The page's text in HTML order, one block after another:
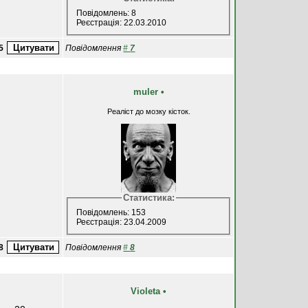
Повідомлень: 8
Реєстрація: 22.03.2010
Повідомлення# 7
muler •
Реаліст до мозку кісток.
Статистика:
Повідомлень: 153
Реєстрація: 23.04.2009
Повідомлення#8
Violeta •